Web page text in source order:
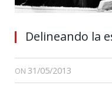
Delineando la
ON 31/05/2013